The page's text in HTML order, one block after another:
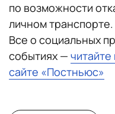
по возможности
личном транспорте.
Все о социальных
событиях —
сайте «Постньюс»